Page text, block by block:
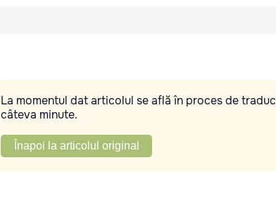
La momentul dat articolul se află în proces de
câteva minute.
Înapoi la articolul original